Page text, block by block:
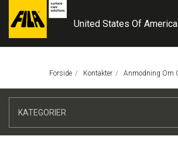
FILA
SB
United States Of America
Forside Kontakter Aktuel Side:
Anmodning Om
KATEGORIER